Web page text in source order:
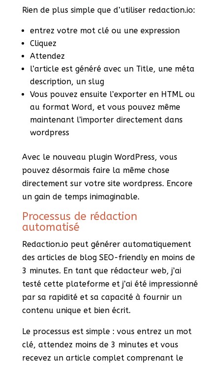
Rien de plus simple que d’utiliser redaction.io:
entrez votre mot clé ou une expression
Cliquez
Attendez
l’article est généré avec un Title, une méta
description, un slug
Vous pouvez ensuite l’exporter en HTML ou
au format Word, et vous pouvez même
maintenant l’importer directement dans
wordpress
Avec le nouveau plugin WordPress, vous
pouvez désormais faire la même chose
directement sur votre site wordpress. Encore
un gain de temps inimaginable.
Processus de rédaction
automatisé
Redaction.io peut générer automatiquement
des articles de blog SEO-friendly en moins de
3 minutes. En tant que rédacteur web, j’ai
testé cette plateforme et j’ai été impressionné
par sa rapidité et sa capacité à fournir un
contenu unique et bien écrit.
Le processus est simple : vous entrez un mot
clé, attendez moins de 3 minutes et vous
recevez un article complet comprenant le